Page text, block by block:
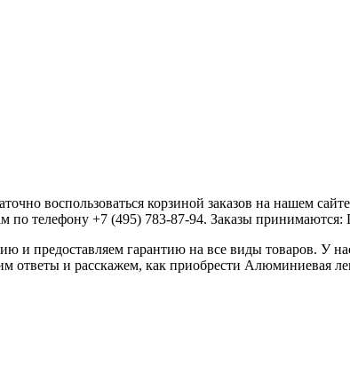
воспользоваться корзиной заказов на нашем
по телефону +7 (495) 783-87-94. Заказы
и предоставляем гарантию на все виды товаров. У
ответы и расскажем, как приобрести Алюминиевая